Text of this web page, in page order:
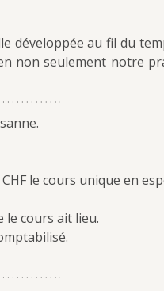
développée au fil du
non seulement notre
le cours unique en
cours ait lieu.